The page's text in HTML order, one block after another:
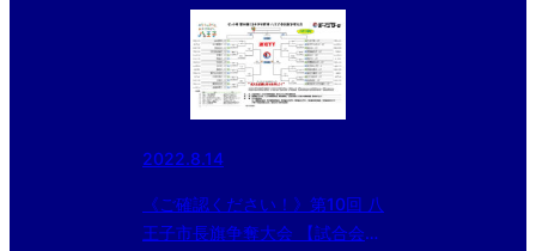
2022.8.14
《ご確認ください！》第10回 八
王子市長旗争奪大会 【試合会場